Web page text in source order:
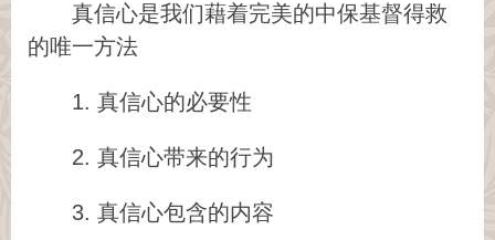
真信心是我们藉着完美的中保基督得救
的唯一方法
1. 真信心的必要性
2. 真信心带来的行为
3. 真信心包含的内容